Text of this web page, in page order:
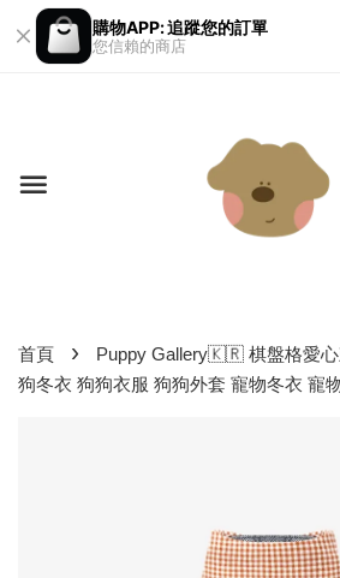
購物APP: 追蹤您的訂單
您信賴的商店
首頁 ›
Puppy Gallery🇰🇷 棋盤格愛心
狗冬衣 狗狗衣服 狗狗外套 寵物冬衣 寵